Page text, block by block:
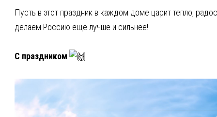
Пусть в этот праздник в каждом доме царит тепло,
делаем Россию еще лучше и сильнее!
⁣С праздником